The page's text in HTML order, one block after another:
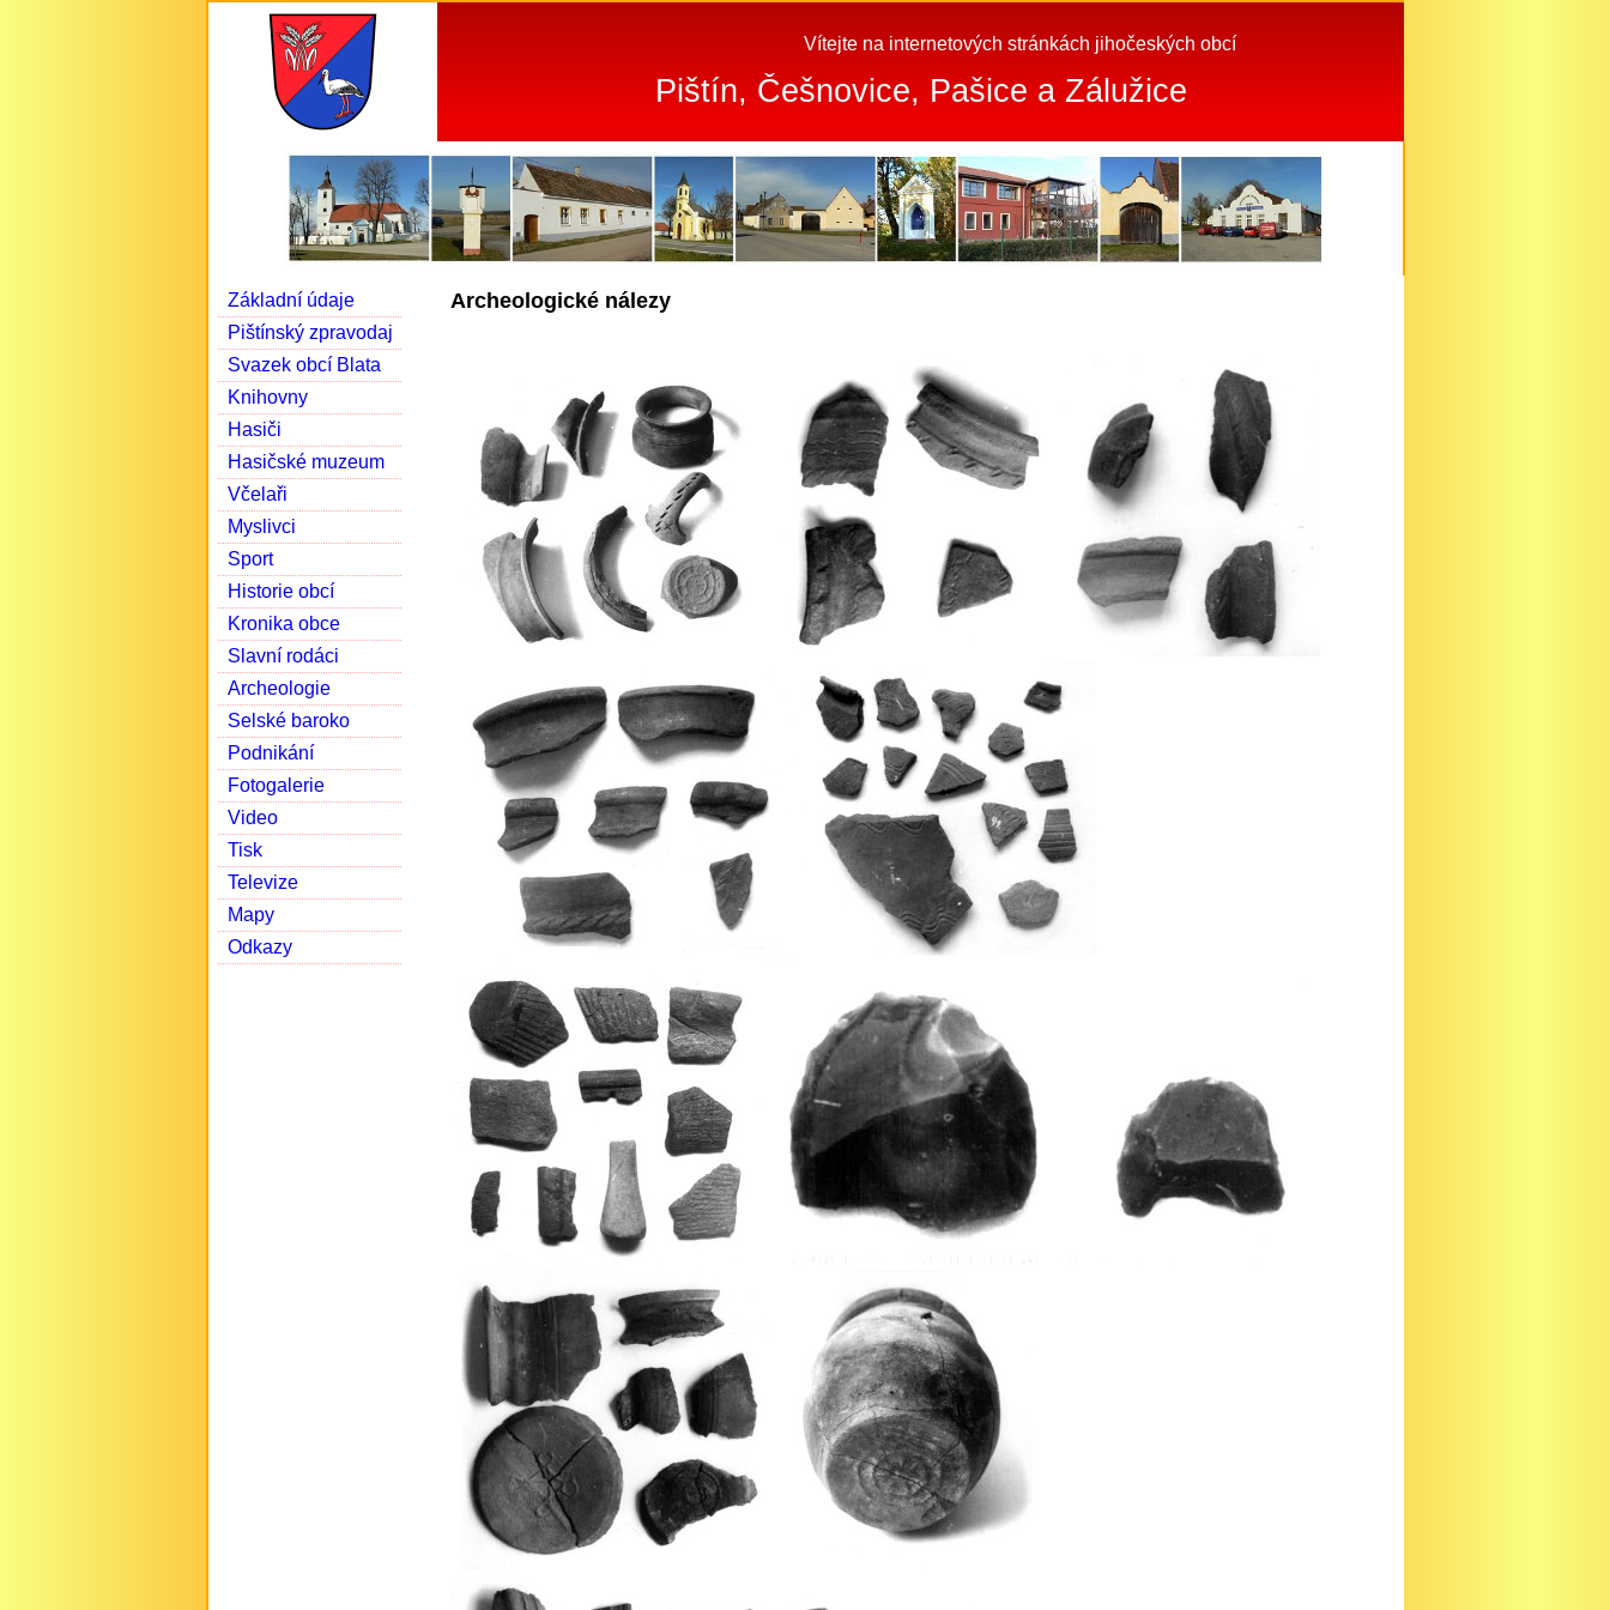
Vítejte na internetových stránkách jihočeských obcí
Pištín, Češnovice, Pašice a Zálužice
Základní údaje
Pištínský zpravodaj
Svazek obcí Blata
Knihovny
Hasiči
Hasičské muzeum
Včelaři
Myslivci
Sport
Historie obcí
Kronika obce
Slavní rodáci
Archeologie
Selské baroko
Podnikání
Fotogalerie
Video
Tisk
Televize
Mapy
Odkazy
Archeologické nálezy